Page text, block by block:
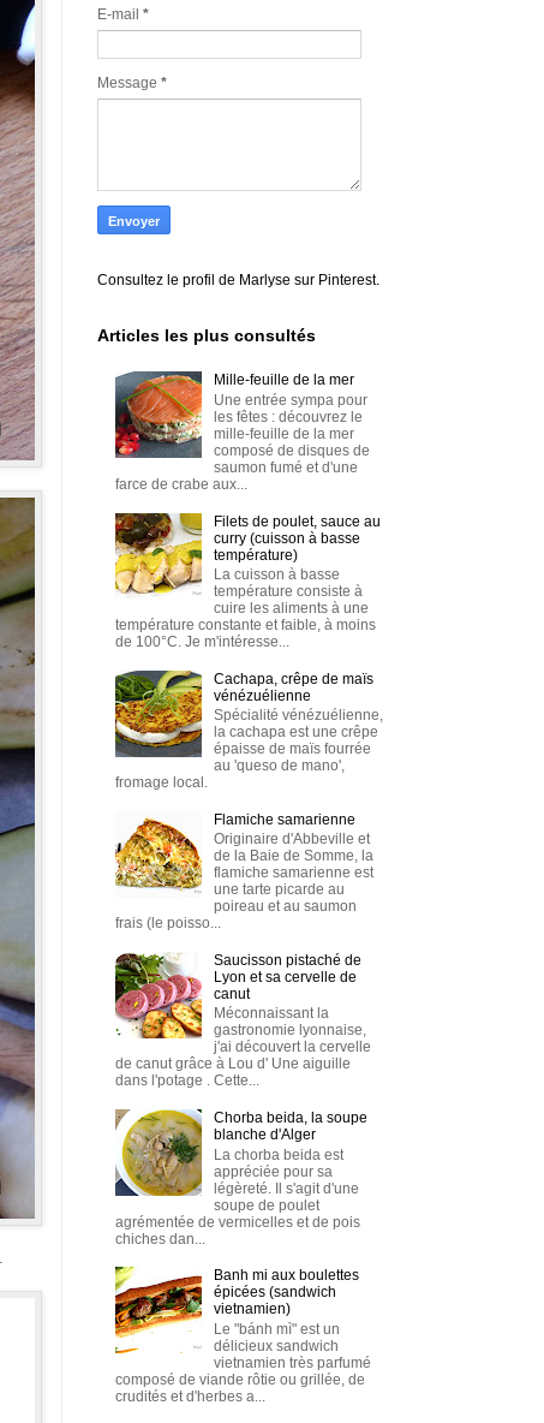
E-mail *
Message *
Consultez le profil de Marlyse sur Pinterest.
Articles les plus consultés
Mille-feuille de la mer
Une entrée sympa pour
les fêtes : découvrez le
mille-feuille de la mer
composé de disques de
saumon fumé et d'une
farce de crabe aux...
Filets de poulet, sauce au
curry (cuisson à basse
température)
La cuisson à basse
température consiste à
cuire les aliments à une
température constante et faible, à moins
de 100°C. Je m'intéresse...
Cachapa, crêpe de maïs
vénézuélienne
Spécialité vénézuélienne,
la cachapa est une crêpe
épaisse de maïs fourrée
au 'queso de mano',
fromage local.
Flamiche samarienne
Originaire d'Abbeville et
de la Baie de Somme, la
flamiche samarienne est
une tarte picarde au
poireau et au saumon
frais (le poisso...
Saucisson pistaché de
Lyon et sa cervelle de
canut
Méconnaissant la
gastronomie lyonnaise,
j'ai découvert la cervelle
de canut grâce à Lou d' Une aiguille
dans l'potage . Cette...
Chorba beida, la soupe
blanche d'Alger
La chorba beida est
appréciée pour sa
légèreté. Il s'agit d'une
soupe de poulet
agrémentée de vermicelles et de pois
chiches dan...
Banh mi aux boulettes
épicées (sandwich
vietnamien)
Le "bánh mì" est un
délicieux sandwich
vietnamien très parfumé
composé de viande rôtie ou grillée, de
crudités et d'herbes a...